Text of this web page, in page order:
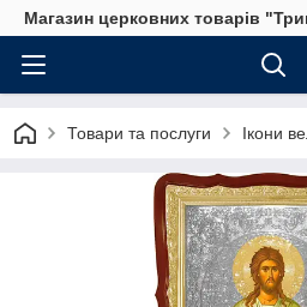
Магазин церковних товарів
Товари та послуги Ікони